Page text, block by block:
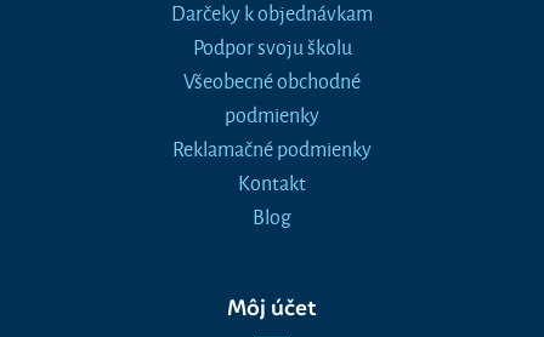
Darčeky k objednávkam
Podpor svoju školu
Všeobecné obchodné
podmienky
Reklamačné podmienky
Kontakt
Blog
Môj účet